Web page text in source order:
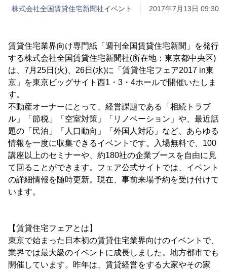
株式会社全国賃貸住宅新聞社イベント 2017年7月13日 09:30
賃貸住宅業界向け専門紙「週刊全国賃貸住宅新聞」を発行
する株式会社全国賃貸住宅新聞社(所在地：東京都中央区)
は、7月25日(火)、26日(水)に「賃貸住宅フェア2017 in東
京」を東京ビッグサイト西1・3・4ホールで開催いたしま
す。
不動産オーナーにとって、経営課題である「相続トラブ
ル」「節税」「空室対策」「リノベーション」や、最近話
題の「民泊」「人口動向」「外国人対応」など、あらゆる
情報を一度に収集できるイベントです。入場無料で、100
講座以上のセミナーや、約180社の企業ブースを自由に見
て回ることができます。フェア公式サイトでは、イベント
の詳細情報を随時更新。現在、事前来場予約を受け付けて
います。
【賃貸住宅フェアとは】
東京で始まった日本初の賃貸住宅業界向けのイベントで、
業界では最大級のイベントに成長しました。地方都市でも
開催しています。昨年は、賃貸経営をする大家やその家